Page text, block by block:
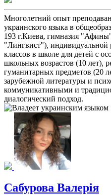
Многолетний опыт
украинского языка в
193 г.Киева, гимназия
"Лингвист"),
классов в школе для детей с
школьных возрастов (10 лет),
гуманитарных предметов (20
зарубежной литературы и
коммуникативными и
диалогический подход.
Сабурова Валерія